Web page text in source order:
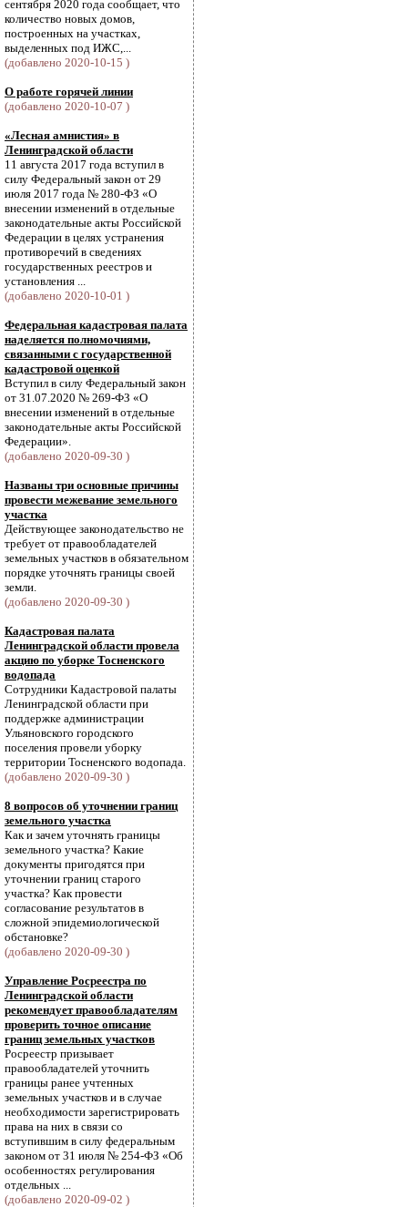
сентября 2020 года сообщает, что
количество новых домов,
построенных на участках,
выделенных под ИЖС,...
(добавлено 2020-10-15 )
О работе горячей линии
(добавлено 2020-10-07 )
«Лесная амнистия» в
Ленинградской области
11 августа 2017 года вступил в
силу Федеральный закон от 29
июля 2017 года № 280-ФЗ «О
внесении изменений в отдельные
законодательные акты Российской
Федерации в целях устранения
противоречий в сведениях
государственных реестров и
установления ...
(добавлено 2020-10-01 )
Федеральная кадастровая палата
наделяется полномочиями,
связанными с государственной
кадастровой оценкой
Вступил в силу Федеральный закон
от 31.07.2020 № 269-ФЗ «О
внесении изменений в отдельные
законодательные акты Российской
Федерации».
(добавлено 2020-09-30 )
Названы три основные причины
провести межевание земельного
участка
Действующее законодательство не
требует от правообладателей
земельных участков в обязательном
порядке уточнять границы своей
земли.
(добавлено 2020-09-30 )
Кадастровая палата
Ленинградской области провела
акцию по уборке Тосненского
водопада
Сотрудники Кадастровой палаты
Ленинградской области при
поддержке администрации
Ульяновского городского
поселения провели уборку
территории Тосненского водопада.
(добавлено 2020-09-30 )
8 вопросов об уточнении границ
земельного участка
Как и зачем уточнять границы
земельного участка? Какие
документы пригодятся при
уточнении границ старого
участка? Как провести
согласование результатов в
сложной эпидемиологической
обстановке?
(добавлено 2020-09-30 )
Управление Росреестра по
Ленинградской области
рекомендует правообладателям
проверить точное описание
границ земельных участков
Росреестр призывает
правообладателей уточнить
границы ранее учтенных
земельных участков и в случае
необходимости зарегистрировать
права на них в связи со
вступившим в силу федеральным
законом от 31 июля № 254-ФЗ «Об
особенностях регулирования
отдельных ...
(добавлено 2020-09-02 )